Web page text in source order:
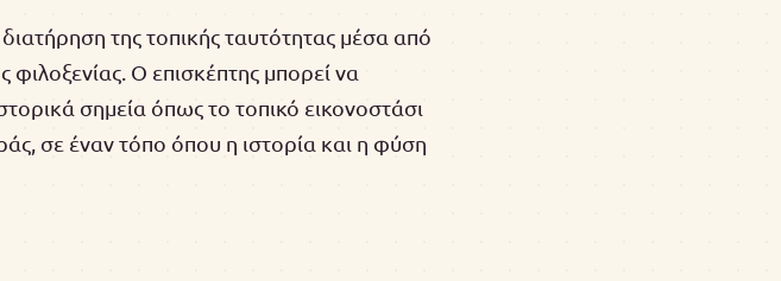
της τοπικής ταυτότητας μέσα από
Ο επισκέπτης μπορεί να
σημεία όπως το τοπικό εικονοστάσι
σε έναν τόπο όπου η ιστορία και η φύση